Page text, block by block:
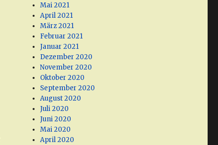
Mai 2021
April 2021
März 2021
Februar 2021
Januar 2021
Dezember 2020
November 2020
Oktober 2020
September 2020
August 2020
Juli 2020
Juni 2020
Mai 2020
April 2020